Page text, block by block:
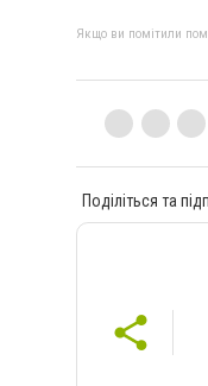
Якщо ви помітили
Поділіться та